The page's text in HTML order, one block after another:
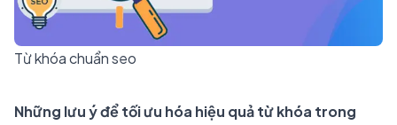
Từ khóa chuẩn seo
Những lưu ý để tối ưu hóa hiệu quả từ khóa trong